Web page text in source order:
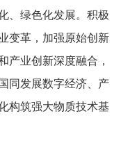
、绿色化发展。积极
变革，加强原始创新
产业创新深度融合，
同发展数字经济、产
构筑强大物质技术基